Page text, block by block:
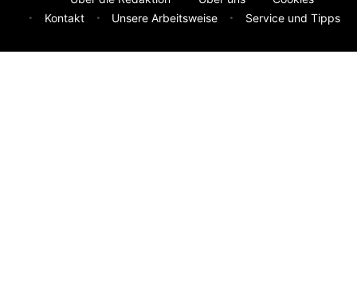
Kontakt
Unsere Arbeitsweise Service und Tipps